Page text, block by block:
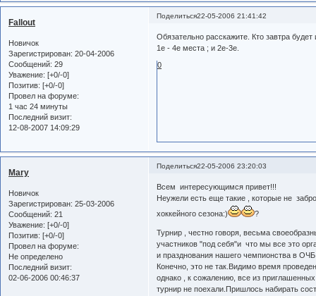
Поделиться22-05-2006 21:41:42
Fallout
Новичок
Зарегистрирован: 20-04-2006
Сообщений: 29
Уважение: [+0/-0]
Позитив: [+0/-0]
Провел на форуме:
1 час 24 минуты
Последний визит:
12-08-2007 14:09:29
Обязательно расскажите. Кто завтра будет
1e - 4e места ; и 2е-3е.
0
Поделиться22-05-2006 23:20:03
Mary
Новичок
Зарегистрирован: 25-03-2006
Сообщений: 21
Уважение: [+0/-0]
Позитив: [+0/-0]
Провел на форуме:
Не определено
Последний визит:
02-06-2006 00:46:37
Всем интересующимся привет!!!
Неужели есть еще такие , которые не
хоккейного сезона:)
?
Турнир , честно говоря, весьма
участников "под себя"и что мы все это
и празднования нашего чемпионства в
Конечно, это не так.Видимо время
однако , к сожалению, все из
турнир не поехали.Пришлось набирать